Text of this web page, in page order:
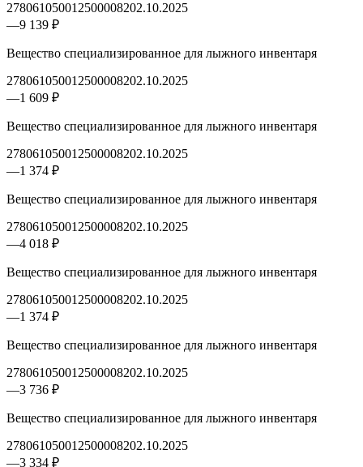
278061050012500008202.10.2025
—9 139 ₽
Вещество специализированное для лыжного инвентаря
278061050012500008202.10.2025
—1 609 ₽
Вещество специализированное для лыжного инвентаря
278061050012500008202.10.2025
—1 374 ₽
Вещество специализированное для лыжного инвентаря
278061050012500008202.10.2025
—4 018 ₽
Вещество специализированное для лыжного инвентаря
278061050012500008202.10.2025
—1 374 ₽
Вещество специализированное для лыжного инвентаря
278061050012500008202.10.2025
—3 736 ₽
Вещество специализированное для лыжного инвентаря
278061050012500008202.10.2025
—3 334 ₽